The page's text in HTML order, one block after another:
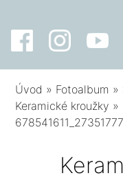
Úvod » Fotoalbum »
Keramické kroužky »